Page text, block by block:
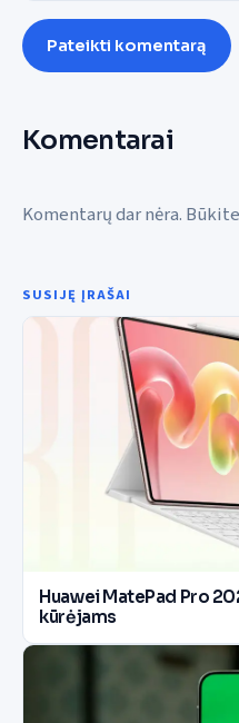
Pateikti komentarą
Komentarai
Komentarų dar nėra.
SUSIJĘ ĮRAŠAI
Huawei MatePad Pro
kūrėjams